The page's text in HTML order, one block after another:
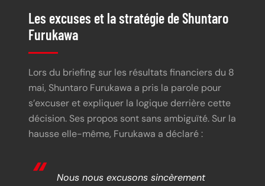
Les excuses et la stratégie de Shuntaro
Furukawa
Lors du briefing sur les résultats financiers du 8
mai, Shuntaro Furukawa a pris la parole pour
s’excuser et expliquer la logique derrière cette
décision. Ses propos sont sans ambiguïté. Sur la
hausse elle-même, Furukawa a déclaré :
Nous nous excusons sincèrement